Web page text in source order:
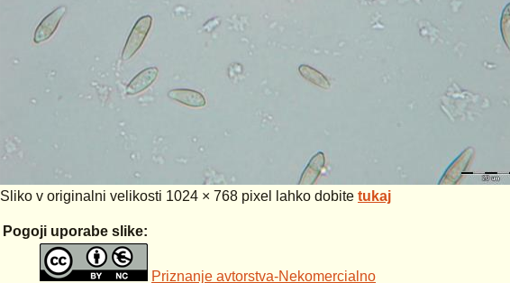
Sliko v originalni velikosti 1024 × 768 pixel lahko dobite tukaj
Pogoji uporabe slike:
Priznanje avtorstva-Nekomercialno